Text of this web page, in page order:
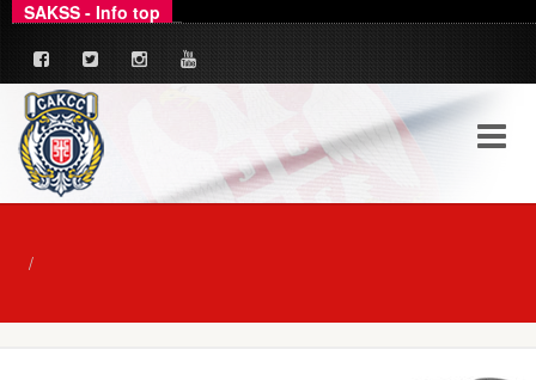
SAKSS - Info top